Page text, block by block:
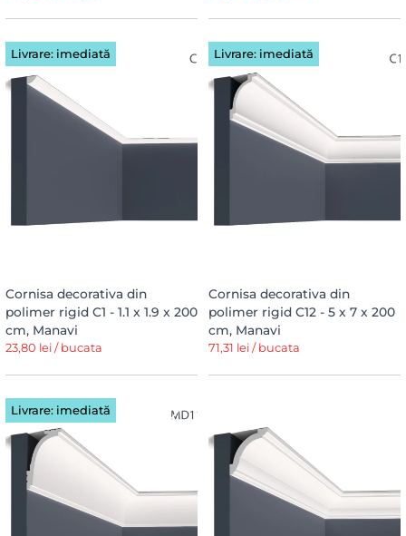
Livrare: imediată
Cornisa decorativa din
polimer rigid C1 - 1.1 x 1.9 x 200
cm, Manavi
23,80 lei / bucata
Livrare: imediată
Cornisa decorativa din
polimer rigid C12 - 5 x 7 x 200
cm, Manavi
71,31 lei / bucata
Livrare: imediată